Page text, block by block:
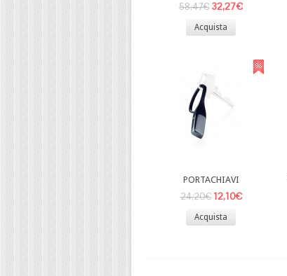
58,47€ 32,27€
Acquista
PORTACHIAVI
24,20€ 12,10€
Acquista